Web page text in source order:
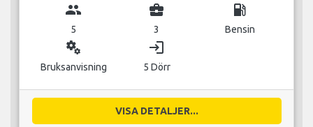
group
5
business_center
3
local_gas_station
Bensin
miscellaneous_services
Bruksanvisning
login
5 Dörr
VISA DETALJER...